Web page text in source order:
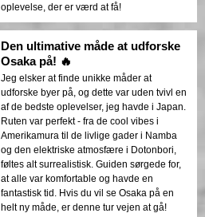
oplevelse, der er værd at få!
Den ultimative måde at udforske
Osaka på! 🔥
Jeg elsker at finde unikke måder at
udforske byer på, og dette var uden tvivl en
af de bedste oplevelser, jeg havde i Japan.
Ruten var perfekt - fra de cool vibes i
Amerikamura til de livlige gader i Namba
og den elektriske atmosfære i Dotonbori,
føltes alt surrealistisk. Guiden sørgede for,
at alle var komfortable og havde en
fantastisk tid. Hvis du vil se Osaka på en
helt ny måde, er denne tur vejen at gå!